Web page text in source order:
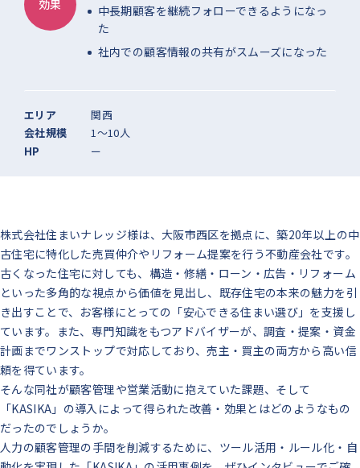
効果
中長期顧客を継続フォローできるようになっ
た
社内での顧客情報の共有がスムーズになった
エリア
関西
会社規模
1〜10人
HP
ー
株式会社住まいナレッジ様は、大阪市西区を拠点に、築20年以上の中
古住宅に特化した売買仲介やリフォーム提案を行う不動産会社です。
古くなった住宅に対しても、構造・修繕・ローン・広告・リフォーム
といった多角的な視点から価値を見出し、既存住宅の本来の魅力を引
き出すことで、お客様にとっての「安心できる住まい選び」を支援し
ています。また、専門知識をもつアドバイザーが、調査・提案・資金
計画までワンストップで対応しており、売主・買主の両方から高い信
頼を得ています。
そんな同社が顧客管理や営業活動に抱えていた課題、そして
「KASIKA」の導入によって得られた改善・効果とはどのようなもの
だったのでしょうか。
人力の顧客管理の手間を削減するために、ツール活用・ルール化・自